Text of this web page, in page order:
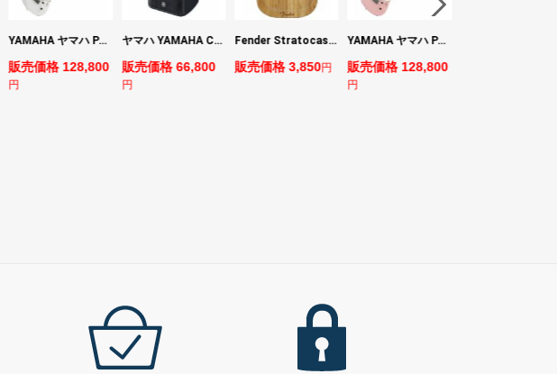
YAMAHA ヤマハ PACS+12 SWH Pacifica Standard Plus パシフィカスタンダードプラス エレキギター
販売価格 128,800
円
ヤマハ YAMAHA CBR15 ラウドスピーカー
販売価格 66,800
円
Fender Stratocaster Cutting Board カッティングボード（まな板）
販売価格 3,850円
YAMAHA ヤマハ PACS+12M ASP Pacifica Standard Plus パシフィカスタンダードプラス エレキギター
販売価格 128,800
円